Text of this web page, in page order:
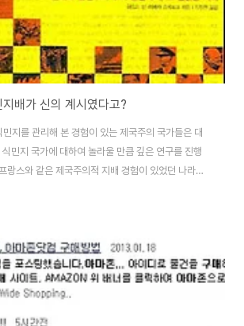
배가 신의 계시였다고?
지를 관리해 본 경험이 있는 제국주의 국가들은 대
민지 국가에 대하여 놀라울 만큼 깊은 연구를 진행
랑스와 같은 제국주의적 지배 경험이 있었던 나라들
고, 현재까지도 고급스러우면서도 정밀한 분석을 꾸
하고 연구한 결과를 그 나라에 연구결과물로 제출하
을 지적하였다. 과거 제국주의 국가들은 가만히 앉아
는 것이다. 실제로 세계의 수많은 고급두뇌들이 미